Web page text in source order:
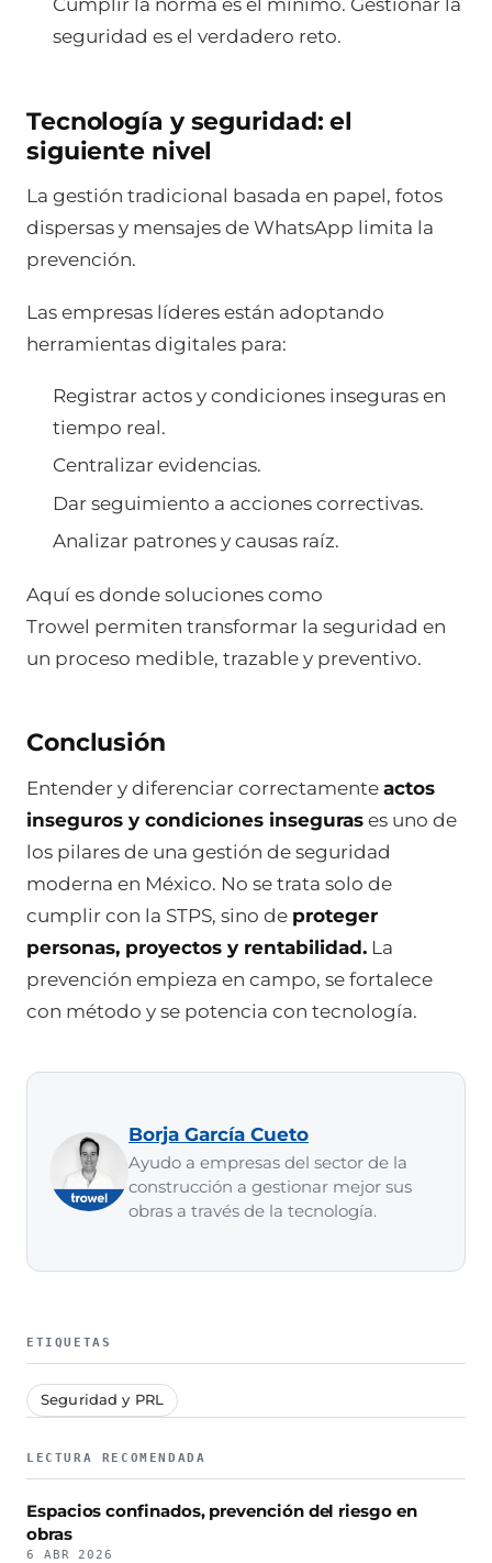
Cumplir la norma es el mínimo. Gestionar la
seguridad es el verdadero reto.
Tecnología y seguridad: el
siguiente nivel
La gestión tradicional basada en papel, fotos
dispersas y mensajes de WhatsApp limita la
prevención.
Las empresas líderes están adoptando
herramientas digitales para:
Registrar actos y condiciones inseguras en
tiempo real.
Centralizar evidencias.
Dar seguimiento a acciones correctivas.
Analizar patrones y causas raíz.
Aquí es donde soluciones como
Trowel permiten transformar la seguridad en
un proceso medible, trazable y preventivo.
Conclusión
Entender y diferenciar correctamente actos
inseguros y condiciones inseguras es uno de
los pilares de una gestión de seguridad
moderna en México. No se trata solo de
cumplir con la STPS, sino de proteger
personas, proyectos y rentabilidad. La
prevención empieza en campo, se fortalece
con método y se potencia con tecnología.
Borja García Cueto
Ayudo a empresas del sector de la
construcción a gestionar mejor sus
obras a través de la tecnología.
ETIQUETAS
Seguridad y PRL
LECTURA RECOMENDADA
Espacios confinados, prevención del riesgo en
obras
6 ABR 2026